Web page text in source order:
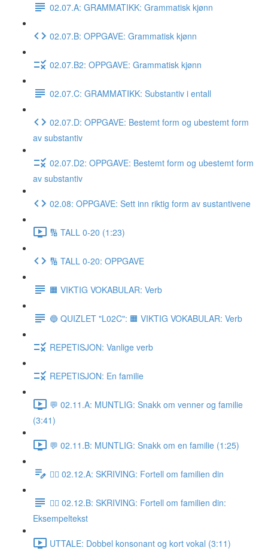
02.07.A: GRAMMATIKK: Grammatisk kjønn
02.07.B: OPPGAVE: Grammatisk kjønn
02.07.B2: OPPGAVE: Grammatisk kjønn
02.07.C: GRAMMATIKK: Substantiv i entall
02.07.D: OPPGAVE: Bestemt form og ubestemt form
av substantiv
02.07.D2: OPPGAVE: Bestemt form og ubestemt form
av substantiv
02.08: OPPGAVE: Sett inn riktig form av sustantivene
🔢 TALL 0-20 (1:23)
🔢 TALL 0-20: OPPGAVE
🟧 VIKTIG VOKABULAR: Verb
🔵 QUIZLET "L02C": 🟧 VIKTIG VOKABULAR: Verb
REPETISJON: Vanlige verb
REPETISJON: En familie
💬 02.11.A: MUNTLIG: Snakk om venner og familie
(3:41)
💬 02.11.B: MUNTLIG: Snakk om en familie (1:25)
✍🏼 02.12.A: SKRIVING: Fortell om familien din
✍🏼 02.12.B: SKRIVING: Fortell om familien din:
Eksempeltekst
UTTALE: Dobbel konsonant og kort vokal (3:11)